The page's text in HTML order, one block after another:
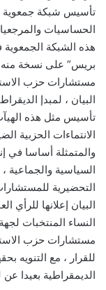
تأسيس شبكة جمعوية
الحساسيات
هذه الشبكة
بريس” على نسخة منه ،
مستشارات حزب
البيان ، لمبدإ
تأسيس مثل هذه
الانتماءات الحزبية
والمتمثلة أساسا في
السياسية والجماعية
التحضيرية
البيان إعلانها
النساء المنتخبات
مستشارات حزب
للقرار ، مع التنويه
الديمقراطية بعيدا